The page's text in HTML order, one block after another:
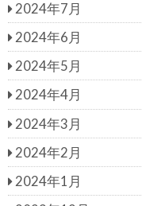
2024年7月
2024年6月
2024年5月
2024年4月
2024年3月
2024年2月
2024年1月